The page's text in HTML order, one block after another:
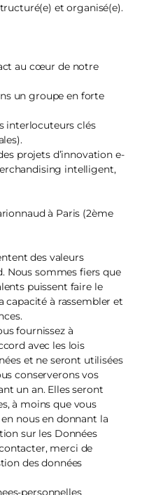
et organisé(e).
au cœur de notre
un groupe en forte
interlocuteurs clés
projets d’innovation e-
intelligent,
à Paris (2ème
des valeurs
Nous sommes fiers que
puissent faire le
capacité à rassembler et
fournissez à
avec les lois
et ne seront utilisées
conserverons vos
un an. Elles seront
à moins que vous
nous en donnant la
sur les Données
merci de
des données
personnelles